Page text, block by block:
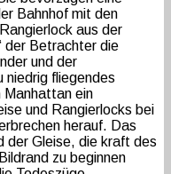
Bahnhof mit den
aus der
der Betrachter die
und der
niedrig fliegendes
Manhattan ein
und Rangierlocks bei
herauf. Das
der Gleise, die kraft des
zu beginnen